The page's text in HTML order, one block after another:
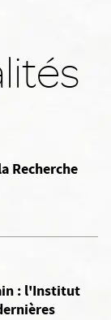
Recherche
: l'Institut